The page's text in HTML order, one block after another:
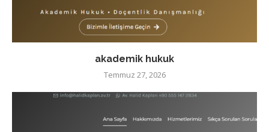
akademik hukuk
Temmuz 27, 2026